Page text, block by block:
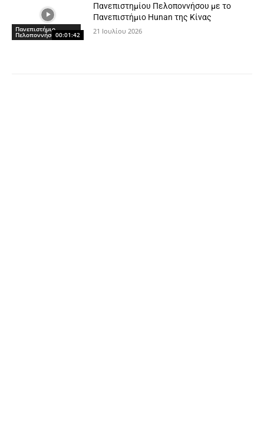
Πανεπιστήμιο
Πελοποννήσου00:01:42
Πανεπιστημίου Πελοποννήσου με το
Πανεπιστήμιο Hunan της Κίνας
21 Ιουλίου 2026